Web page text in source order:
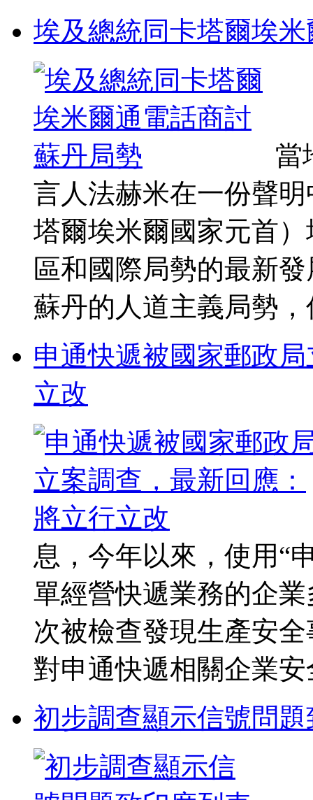
埃及總統同卡塔爾埃
當
言人法赫米在一份聲
塔爾埃米爾國家元首
區和國際局勢的最新
蘇丹的人道主義局勢
申通快遞被國家郵政
立改
息，今年以來，使用“
單經營快遞業務的企
次被檢查發現生產安
對申通快遞相關企業
初步調查顯示信號問